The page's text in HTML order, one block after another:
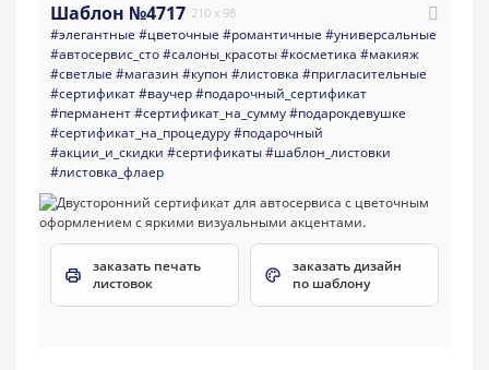
Шаблон №4717 210 x 98
#элегантные #цветочные #романтичные #универсальные
#автосервис_сто#салоны_красоты#косметика #макияж
#светлые #магазин #купон #листовка #пригласительные
#сертификат#ваучер#подарочный_сертификат
#перманент#сертификат_на_сумму#подарокдевушке
#сертификат_на_процедуру#подарочный
#акции_и_скидки #сертификаты#шаблон_листовки
#листовка_флаер
заказать печать
листовок
заказать дизайн
по шаблону